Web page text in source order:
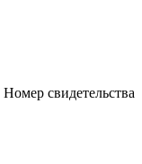
Номер свидетельства